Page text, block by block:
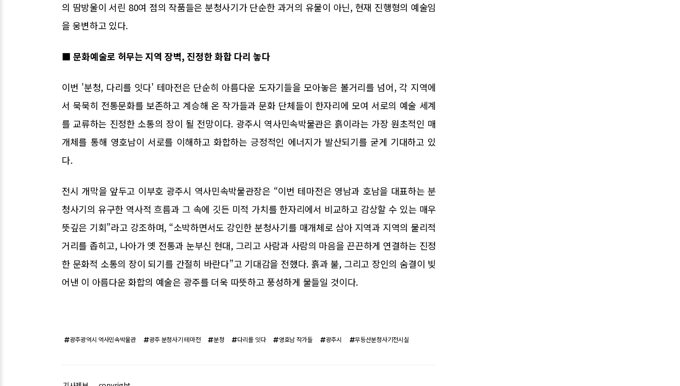
의 땀방울이 서린 80여 점의 작품들은 분청사기가 단순한 과거의 유물이 아닌, 현재 진행형의 예술임
을 웅변하고 있다.
■ 문화예술로 허무는 지역 장벽, 진정한 화합 다리 놓다
이번 '분청, 다리를 잇다' 테마전은 단순히 아름다운 도자기들을 모아놓은 볼거리를 넘어, 각 지역에
서 묵묵히 전통문화를 보존하고 계승해 온 작가들과 문화 단체들이 한자리에 모여 서로의 예술 세계
를 교류하는 진정한 소통의 장이 될 전망이다. 광주시 역사민속박물관은 흙이라는 가장 원초적인 매
개체를 통해 영호남이 서로를 이해하고 화합하는 긍정적인 에너지가 발산되기를 굳게 기대하고 있
다.
전시 개막을 앞두고 이부호 광주시 역사민속박물관장은 “이번 테마전은 영남과 호남을 대표하는 분
청사기의 유구한 역사적 흐름과 그 속에 깃든 미적 가치를 한자리에서 비교하고 감상할 수 있는 매우
뜻깊은 기회”라고 강조하며, “소박하면서도 강인한 분청사기를 매개체로 삼아 지역과 지역의 물리적
거리를 좁히고, 나아가 옛 전통과 눈부신 현대, 그리고 사람과 사람의 마음을 끈끈하게 연결하는 진정
한 문화적 소통의 장이 되기를 간절히 바란다”고 기대감을 전했다. 흙과 불, 그리고 장인의 숨결이 빚
어낸 이 아름다운 화합의 예술은 광주를 더욱 따뜻하고 풍성하게 물들일 것이다.
광주광역시 역사민속박물관 광주 분청사기 테마전 분청 다리를 잇다 영호남 작가들 광주시 무등산분청사기전시실